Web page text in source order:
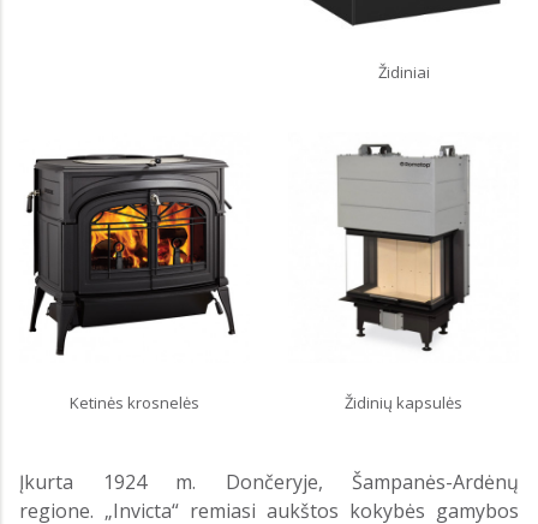
Židiniai
Ketinės krosnelės Židinių kapsulės
Įkurta 1924 m. Dončeryje, Šampanės-Ardėnų
regione. „Invicta“ remiasi aukštos kokybės gamybos